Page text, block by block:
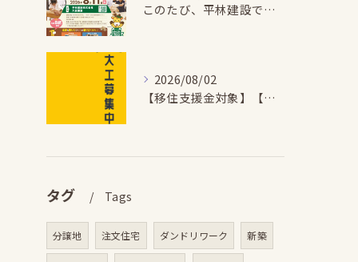
このたび、平林建設では、お子さまが木とふれあい・木について学...
2026/08/02
【移住支援金対象】【未経験歓迎】大多喜町で「見えないところも...
タグ Tags
分譲地 注文住宅 ダンドリワーク 新築